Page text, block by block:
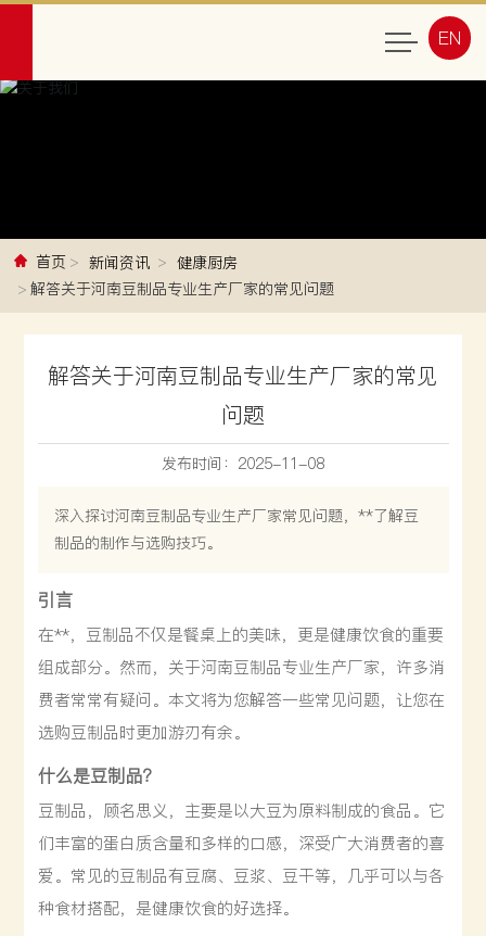
EN
首页 新闻资讯
健康厨房
解答关于河南豆制品专业生产厂家的常见问题
解答关于河南豆制品专业生产厂家的常见
问题
发布时间： 2025-11-08
深入探讨河南豆制品专业生产厂家常见问题，**了解豆
制品的制作与选购技巧。
引言
在**，豆制品不仅是餐桌上的美味，更是健康饮食的重要
组成部分。然而，关于河南豆制品专业生产厂家，许多消
费者常常有疑问。本文将为您解答一些常见问题，让您在
选购豆制品时更加游刃有余。
什么是豆制品？
豆制品，顾名思义，主要是以大豆为原料制成的食品。它
们丰富的蛋白质含量和多样的口感，深受广大消费者的喜
爱。常见的豆制品有豆腐、豆浆、豆干等，几乎可以与各
种食材搭配，是健康饮食的好选择。